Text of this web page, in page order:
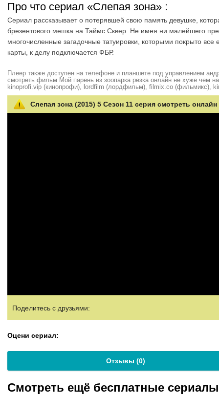
Про что сериал «Слепая зона» :
Сериал рассказывает о потерявшей свою память девушке,
брезентового мешка на Таймс Сквер. Не имея ни малейшего
многочисленные загадочные татуировки, которыми покрыто
карты, к делу подключается ФБР.
Плеер также доступен на телефоне и планшете под управлением
смотреть фильм Мой парень из зоопарка резка онлайн не хуже чем
kinoprofi.vip (кинопрофи), lordfilm (лордфильм), filmix.co (фильмикс),
Слепая зона (2015) 5 Сезон 11 серия смотреть онлайн
Поделитесь с друзьями:
Оцени сериал:
Отзывы (0)
Смотреть ещё бесплатные